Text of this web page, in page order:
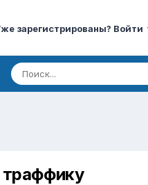
зарегистрированы? Войти